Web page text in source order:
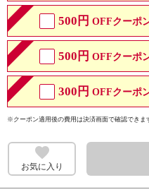
500円 OFFクーポ
500円 OFFクーポ
300円 OFFクーポ
※クーポン適用後の費用は決済画面で確認できま
お気に入り